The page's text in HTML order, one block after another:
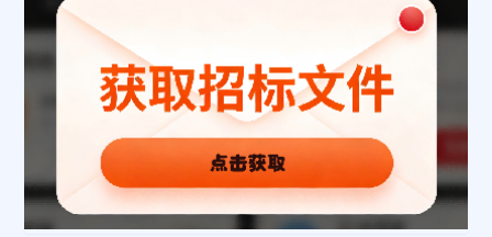
ဆ
公司所在地